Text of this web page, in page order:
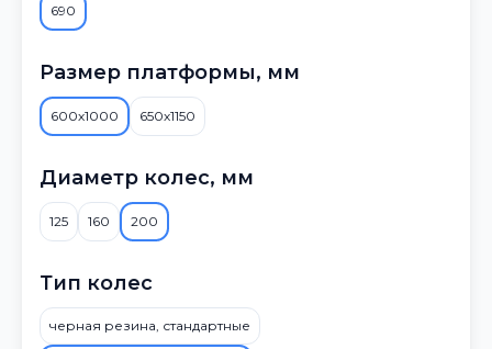
690
Размер платформы, мм
600х1000 650х1150
Диаметр колес, мм
125 160 200
Тип колес
черная резина, стандартные